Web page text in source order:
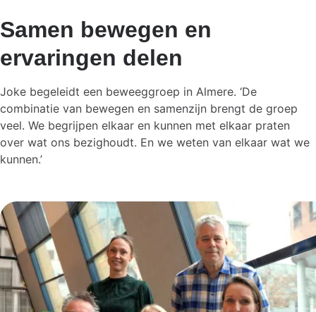
Samen bewegen en
ervaringen delen
Joke begeleidt een beweeggroep in Almere. ‘De
combinatie van bewegen en samenzijn brengt de groep
veel. We begrijpen elkaar en kunnen met elkaar praten
over wat ons bezighoudt. En we weten van elkaar wat we
kunnen.’